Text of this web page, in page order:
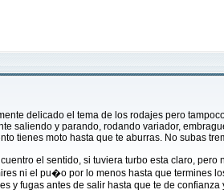
delicado el tema de los rodajes pero
saliendo y parando, rodando variador,
tienes moto hasta que te aburras. No subas
el sentido, si tuviera turbo esta claro,
ni el pu�o por lo menos hasta que termines
y fugas antes de salir hasta que te de